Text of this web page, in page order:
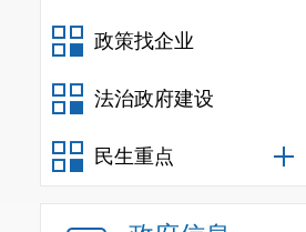
政策找企业
法治政府建设
民生重点